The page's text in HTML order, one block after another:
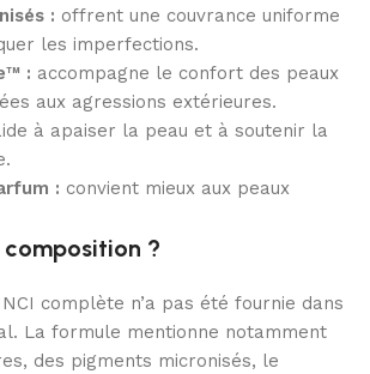
: offrent une couvrance uniforme
les imperfections.
: accompagne le confort des peaux
aux agressions extérieures.
à apaiser la peau et à soutenir la
: convient mieux aux peaux
composition ?
complète n’a pas été fournie dans
La formule mentionne notamment
des pigments micronisés, le